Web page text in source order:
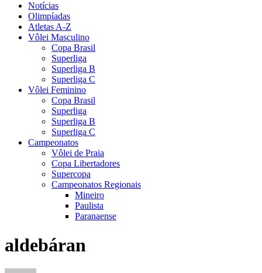
Notícias
Olimpíadas
Atletas A-Z
Vôlei Masculino
Copa Brasil
Superliga
Superliga B
Superliga C
Vôlei Feminino
Copa Brasil
Superliga
Superliga B
Superliga C
Campeonatos
Vôlei de Praia
Copa Libertadores
Supercopa
Campeonatos Regionais
Mineiro
Paulista
Paranaense
aldebáran